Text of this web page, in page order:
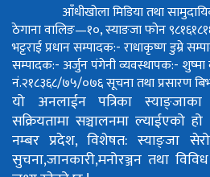
आँधीखोला मिडिया तथा
ठेगाना वालिङ—१०, स्याङजा फोन
भट्टराईप्रधान सम्पादक:- राधाकृष्ण डुम्रे
सम्पादक:- अर्जुन पंगेनीव्यवस्थापक:- शुष्मा
नं.२१८३६८/७५/०७६सूचना तथा प्रसारण
यो अनलाईन पत्रिका स्याङ्जाका
सक्रियतामा सञ्चालनमा ल्याईएको हो
नम्बर प्रदेश, विशेषत: स्याङ्जा
सुचना,जानकारी,मनोरञ्जन तथा विविध